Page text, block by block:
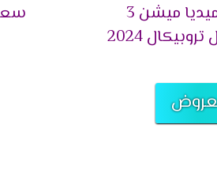
أى شخص تنظيفها .
اجدد عروض تكييف ميديا ميشن 3
2024